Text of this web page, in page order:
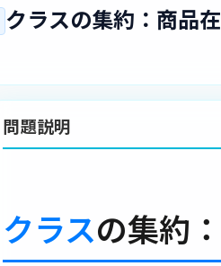
クラスの集約：商品
問題説明
クラスの集約